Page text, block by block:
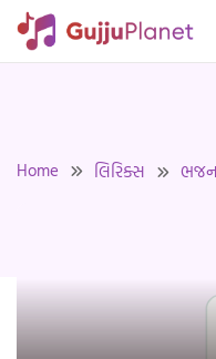
Skip
Home લિરિક્સ ભજન